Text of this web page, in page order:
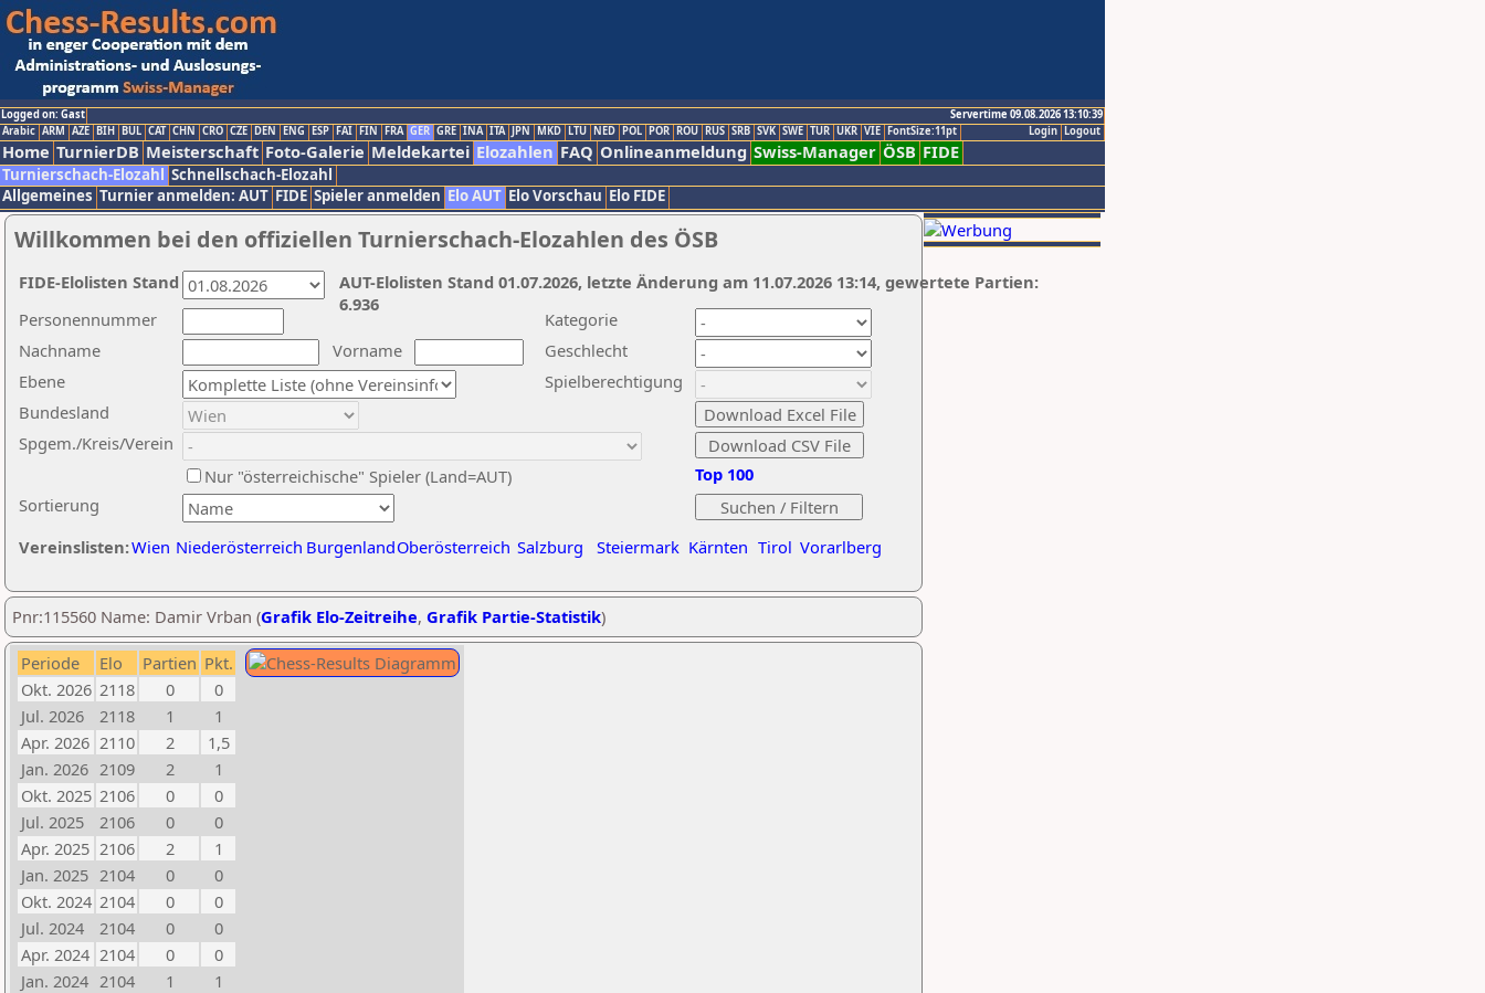
Logged on: Gast
Servertime 09.08.2026 13:10:39
Logout
Login
Arabic ARM AZE BIH BUL CAT CHN CRO CZE DEN ENG ESP FAI FIN FRA GER GRE INA ITA JPN MKD LTU NED POL POR ROU RUS SRB SVK SWE TUR UKR VIE FontSize:11pt
Home TurnierDB Meisterschaft Foto-Galerie Meldekartei Elozahlen FAQ Onlineanmeldung Swiss-Manager ÖSB FIDE
Turnierschach-Elozahl Schnellschach-Elozahl
Allgemeines Turnier anmelden: AUT FIDE Spieler anmelden Elo AUT Elo Vorschau Elo FIDE
Willkommen bei den offiziellen Turnierschach-Elozahlen des ÖSB
Nachname
Vorname
Ebene
Kategorie
Sortierung
Personennummer
Bundesland
Spgem./Kreis/Verein
Geschlecht
Nur "österreichische" Spieler (Land=AUT)
Spielberechtigung
Vereinslisten:Wien Niederösterreich BurgenlandOberösterreich Salzburg Steiermark Kärnten Tirol Vorarlberg
Top 100
AUT-Elolisten Stand 01.07.2026, letzte Änderung am 11.07.2026 13:14, gewertete Partien:
6.936
FIDE-Elolisten Stand
Pnr:115560 Name: Damir Vrban (Grafik Elo-Zeitreihe, Grafik Partie-Statistik)
Periode Elo Partien Pkt.
Okt. 2026 2118 0
0
Jul. 2026
2118 1
1
Apr. 2026 2110 2
1,5
Jan. 2026 2109 2
1
Okt. 2025 2106 0
0
Jul. 2025
2106 0
0
Apr. 2025 2106 2
1
Jan. 2025 2104 0
0
Okt. 2024 2104 0
0
Jul. 2024
2104 0
0
Apr. 2024 2104 0
0
Jan. 2024 2104 1
1